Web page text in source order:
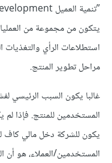
يتكون من مجموعة من
مراحل تطوير المنتج.
غالبا يكون السبب الرئيسي
المستخدمين للمنتج. فإذا
يكون للشركة دخل مالي
المستخدمين/العملاء، هو